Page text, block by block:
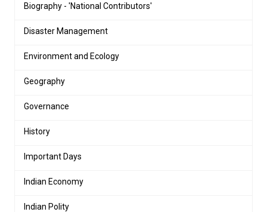
Biography - 'National Contributors'
Disaster Management
Environment and Ecology
Geography
Governance
History
Important Days
Indian Economy
Indian Polity